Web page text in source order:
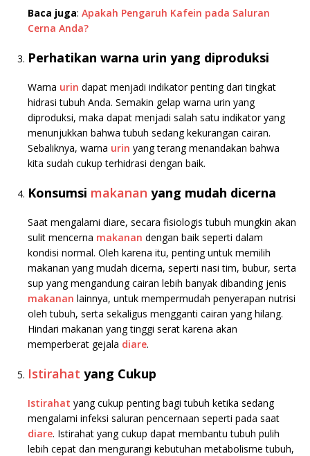
Baca juga: Apakah Pengaruh Kafein pada Saluran
Cerna Anda?
Perhatikan warna urin yang diproduksi
Warna urin dapat menjadi indikator penting dari tingkat
hidrasi tubuh Anda. Semakin gelap warna urin yang
diproduksi, maka dapat menjadi salah satu indikator yang
menunjukkan bahwa tubuh sedang kekurangan cairan.
Sebaliknya, warna urin yang terang menandakan bahwa
kita sudah cukup terhidrasi dengan baik.
Konsumsi makanan yang mudah dicerna
Saat mengalami diare, secara fisiologis tubuh mungkin akan
sulit mencerna makanan dengan baik seperti dalam
kondisi normal. Oleh karena itu, penting untuk memilih
makanan yang mudah dicerna, seperti nasi tim, bubur, serta
sup yang mengandung cairan lebih banyak dibanding jenis
makanan lainnya, untuk mempermudah penyerapan nutrisi
oleh tubuh, serta sekaligus mengganti cairan yang hilang.
Hindari makanan yang tinggi serat karena akan
memperberat gejala diare.
Istirahat yang Cukup
Istirahat yang cukup penting bagi tubuh ketika sedang
mengalami infeksi saluran pencernaan seperti pada saat
diare. Istirahat yang cukup dapat membantu tubuh pulih
lebih cepat dan mengurangi kebutuhan metabolisme tubuh,